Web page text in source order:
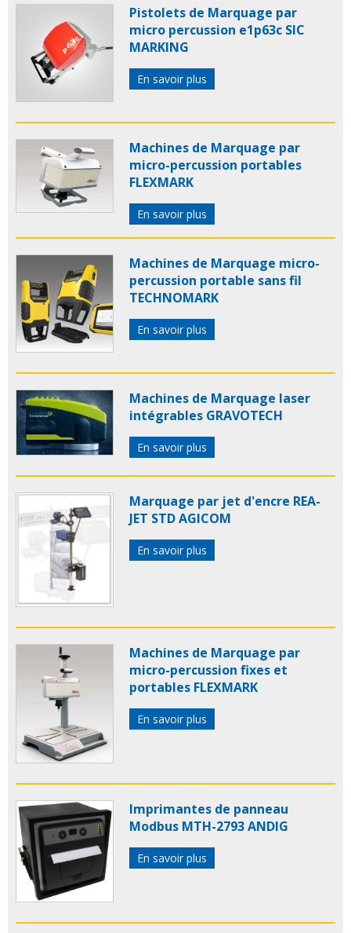
Pistolets de Marquage par
micro percussion e1p63c SIC
MARKING
En savoir plus
Machines de Marquage par
micro-percussion portables
FLEXMARK
En savoir plus
Machines de Marquage micro-
percussion portable sans fil
TECHNOMARK
En savoir plus
Machines de Marquage laser
intégrables GRAVOTECH
En savoir plus
Marquage par jet d'encre REA-
JET STD AGICOM
En savoir plus
Machines de Marquage par
micro-percussion fixes et
portables FLEXMARK
En savoir plus
Imprimantes de panneau
Modbus MTH-2793 ANDIG
En savoir plus